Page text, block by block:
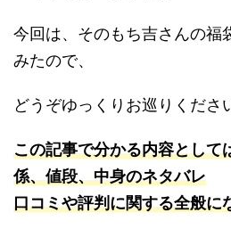
今回は、そのもち吉さんの福
みたので、
どうぞゆっくりお巡りくださ
この記事で分かる内容として
係、値段、中身のネタバレ
口コミや評判に関する全般に